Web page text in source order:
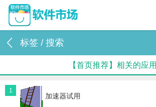
标签 / 搜索
【首页推荐】相关的应用
1
加速器试用